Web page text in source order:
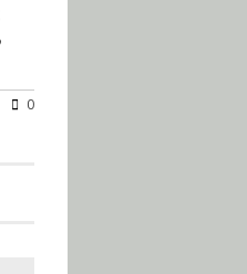
0
Παπασταμάτης